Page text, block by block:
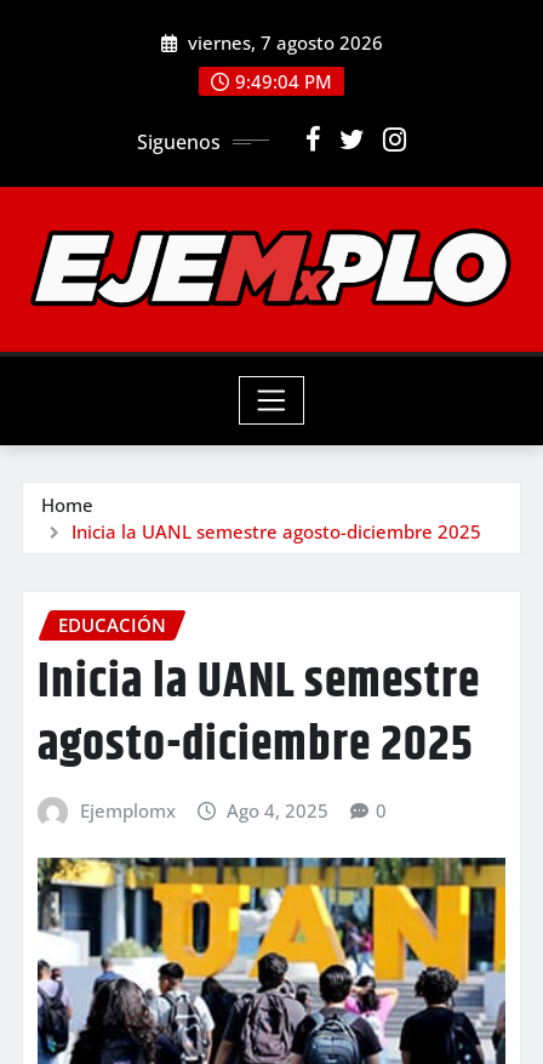
viernes, 7 agosto 2026
9:49:05 PM
Siguenos
Home
Inicia la UANL semestre agosto-diciembre 2025
EDUCACIÓN
Inicia la UANL semestre
agosto-diciembre 2025
Ejemplomx Ago 4, 2025 0